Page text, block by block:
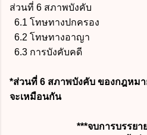
ส่วนที่ 6 สภาพบังคับ
6.1 โทษทางปกครอง
6.2 โทษทางอาญา
6.3 การบังคับคดี
*ส่วนที่ 6 สภาพบังคับ ของกฎหมา
จะเหมือนกัน
***จบการบรรยา